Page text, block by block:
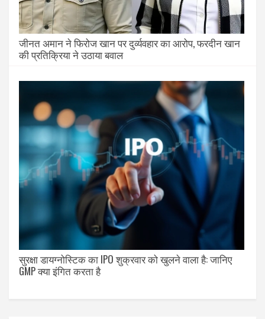
जीनत अमान ने फिरोज खान पर दुर्व्यवहार का आरोप, फरदीन खान
की प्रतिक्रिया ने उठाया बवाल
सुरक्षा डायग्नोस्टिक का IPO शुक्रवार को खुलने वाला है: जानिए
GMP क्या इंगित करता है